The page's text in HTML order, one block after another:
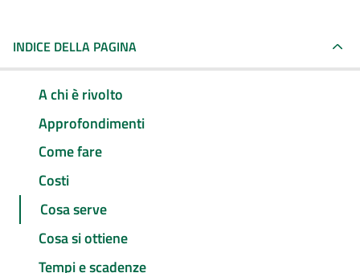
INDICE DELLA PAGINA
A chi è rivolto
Approfondimenti
Come fare
Costi
Cosa serve
Cosa si ottiene
Tempi e scadenze